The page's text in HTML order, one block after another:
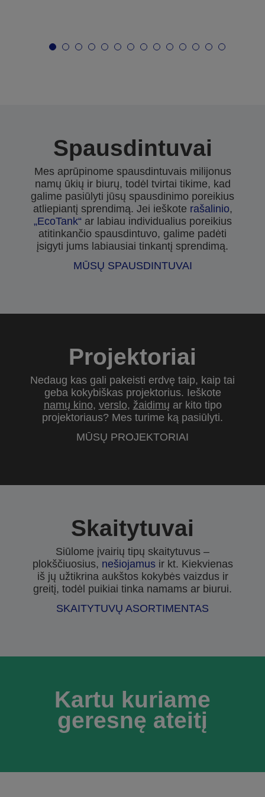
Spausdintuvai
Mes aprūpinome spausdintuvais milijonus
namų ūkių ir biurų, todėl tvirtai tikime, kad
galime pasiūlyti jūsų spausdinimo poreikius
atliepiantį sprendimą. Jei ieškote rašalinio,
„EcoTank“ar labiau individualius poreikius
atitinkančio spausdintuvo, galime padėti
įsigyti jums labiausiai tinkantį sprendimą.
MŪSŲ SPAUSDINTUVAI
Projektoriai
Nedaug kas gali pakeisti erdvę taip, kaip tai
geba kokybiškas projektorius. Ieškote
namų kino, verslo, žaidimų ar kito tipo
projektoriaus? Mes turime ką pasiūlyti.
MŪSŲ PROJEKTORIAI
Skaitytuvai
Siūlome įvairių tipų skaitytuvus –
plokščiuosius, nešiojamusir kt. Kiekvienas
iš jų užtikrina aukštos kokybės vaizdus ir
greitį, todėl puikiai tinka namams ar biurui.
SKAITYTUVŲ ASORTIMENTAS
Kartu kuriame
geresnę ateitį